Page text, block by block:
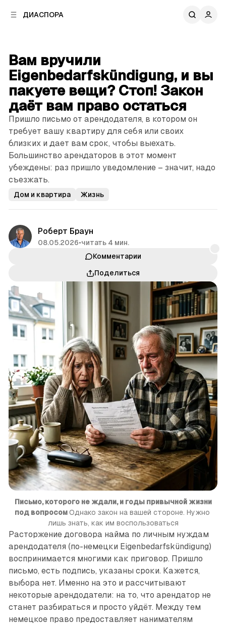
ДИАСПОРА
Вам вручили
Eigenbedarfskündigung, и вы
пакуете вещи? Стоп! Закон
даёт вам право остаться
Пришло письмо от арендодателя, в котором он
требует вашу квартиру для себя или своих
близких и дает вам срок, чтобы выехать.
Большинство арендаторов в этот момент
убеждены: раз пришло уведомление – значит, надо
съезжать.
Дом и квартира Жизнь
Роберт Браун
08.05.2026•читать 4 мин.
Комментарии
Поделиться
Письмо, которого не ждали, и годы привычной жизни
под вопросом Однако закон на вашей стороне. Нужно
лишь знать, как им воспользоваться
Расторжение договора найма по личным нуждам
арендодателя (по-немецки Eigenbedarfskündigung)
воспринимается многими как приговор. Пришло
письмо, есть подпись, указаны сроки. Кажется,
выбора нет. Именно на это и рассчитывают
некоторые арендодатели: на то, что арендатор не
станет разбираться и просто уйдёт. Между тем
немецкое право предоставляет нанимателям